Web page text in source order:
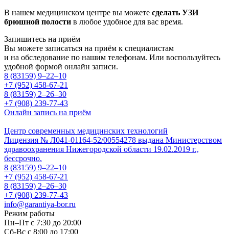
В нашем медицинском центре вы можете сделать УЗИ
брюшной полости в любое удобное для вас время.
Запишитесь на приём
Вы можете записаться на приём к специалистам
и на обследование по нашим телефонам. Или воспользуйтесь
удобной формой онлайн записи.
8 (83159) 9–22–10
+7 (952) 458-67-21
8 (83159) 2–26–30
+7 (908) 239-77-43
Онлайн запись на приём
Центр современных медицинских технологий
Лицензия № Л041-01164-52/00554278 выдана Министерством
здравоохранения Нижегородской области 19.02.2019 г.,
бессрочно.
8 (83159) 9–22–10
+7 (952) 458-67-21
8 (83159) 2–26–30
+7 (908) 239-77-43
info@garantiya-bor.ru
Режим работы
Пн–Пт с 7:30 до 20:00
Cб-Вс с 8:00 до 17:00